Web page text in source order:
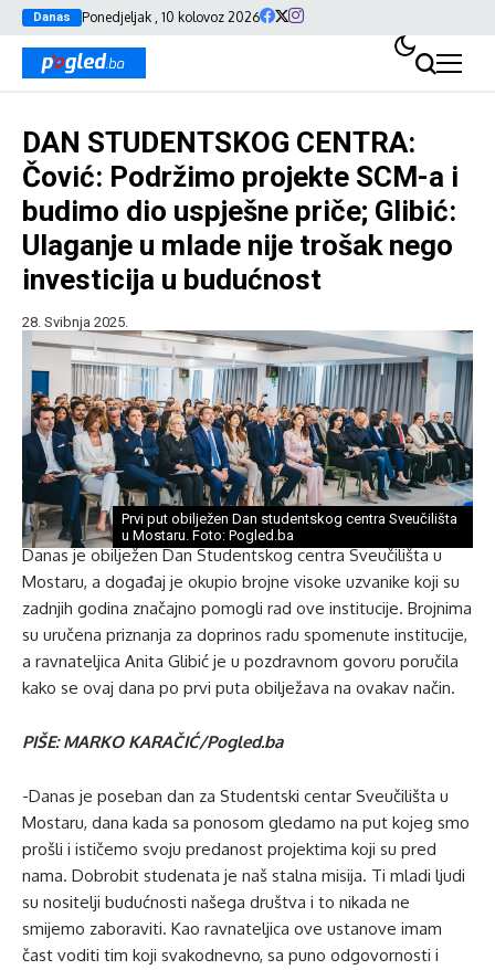
Danas Ponedjeljak , 10 kolovoz 2026
DAN STUDENTSKOG CENTRA:
Čović: Podržimo projekte SCM-a i
budimo dio uspješne priče; Glibić:
Ulaganje u mlade nije trošak nego
investicija u budućnost
28. Svibnja 2025.
Prvi put obilježen Dan studentskog centra Sveučilišta
u Mostaru. Foto: Pogled.ba
Danas je obilježen Dan Studentskog centra Sveučilišta u
Mostaru, a događaj je okupio brojne visoke uzvanike koji su
zadnjih godina značajno pomogli rad ove institucije. Brojnima
su uručena priznanja za doprinos radu spomenute institucije,
a ravnateljica Anita Glibić je u pozdravnom govoru poručila
kako se ovaj dana po prvi puta obilježava na ovakav način.
PIŠE: MARKO KARAČIĆ/Pogled.ba
-Danas je poseban dan za Studentski centar Sveučilišta u
Mostaru, dana kada sa ponosom gledamo na put kojeg smo
prošli i ističemo svoju predanost projektima koji su pred
nama. Dobrobit studenata je naš stalna misija. Ti mladi ljudi
su nositelji budućnosti našega društva i to nikada ne
smijemo zaboraviti. Kao ravnateljica ove ustanove imam
čast voditi tim koji svakodnevno, sa puno odgovornosti i